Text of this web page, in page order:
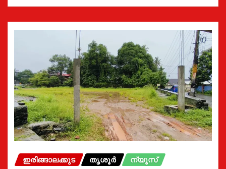
ഇരിങ്ങാലക്കുട തൃശൂർ ന്യൂസ്